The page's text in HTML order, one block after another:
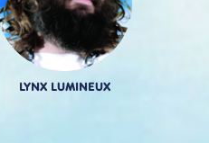
LYNX LUMINEUX